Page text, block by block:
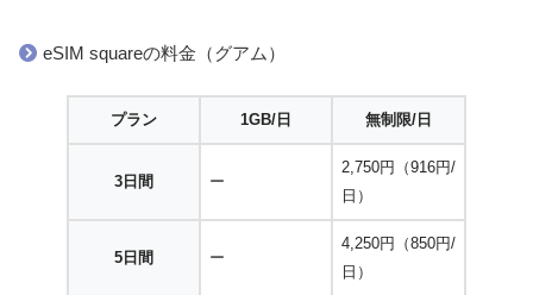
eSIM squareの料金（グアム）
プラン 1GB/日 無制限/日
3日間 ー
2,750円（916円/
日）
5日間 ー
4,250円（850円/
日）